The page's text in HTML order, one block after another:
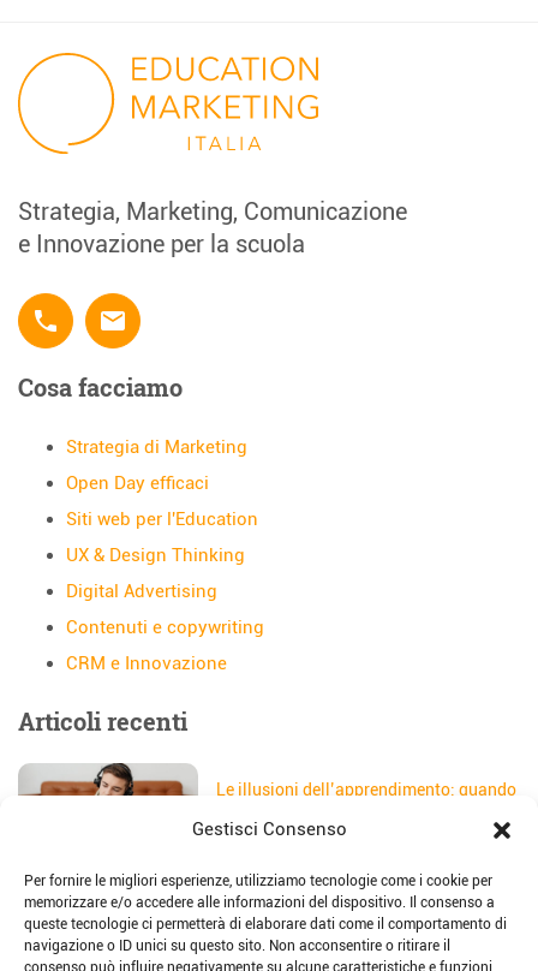
Gestisci Consenso
Per fornire le migliori esperienze, utilizziamo tecnologie come i cookie per
memorizzare e/o accedere alle informazioni del dispositivo. Il consenso a
queste tecnologie ci permetterà di elaborare dati come il comportamento di
navigazione o ID unici su questo sito. Non acconsentire o ritirare il
consenso può influire negativamente su alcune caratteristiche e funzioni.
Strategia, Marketing, Comunicazione
e Innovazione per la scuola
phone email
Cosa facciamo
Strategia di Marketing
Open Day efficaci
Siti web per l'Education
UX & Design Thinking
Digital Advertising
Contenuti e copywriting
CRM e Innovazione
Articoli recenti
Le illusioni dell’apprendimento: quando
Data:5 Agosto 2026
Il sito web della scuola: come
trasformarlo in uno strumento di
storytelling e comunicazione
Data:28 Luglio 2026